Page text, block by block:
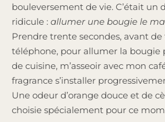
bouleversement de vie. C’était un
ridicule : allumer une bougie le
Prendre trente secondes, avant
téléphone, pour allumer la bougie
de cuisine, m’asseoir avec mon
fragrance s’installer
Une odeur d’orange douce et de
choisie spécialement pour ce